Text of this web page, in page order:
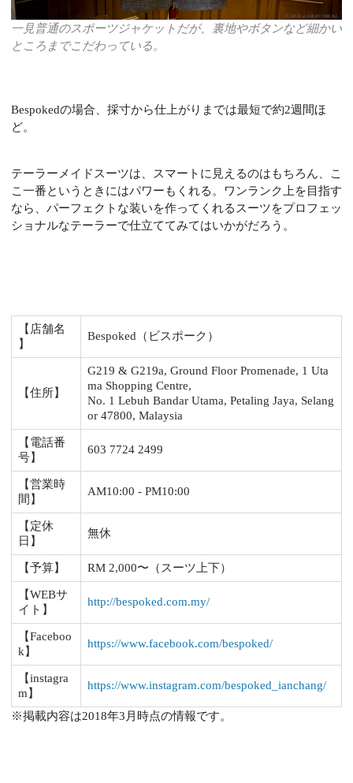
一見普通のスポーツジャケットだが、裏地やボタンなど細かい
ところまでこだわっている。
Bespokedの場合、採寸から仕上がりまでは最短で約2週間ほ
ど。
テーラーメイドスーツは、スマートに見えるのはもちろん、こ
こ一番というときにはパワーもくれる。ワンランク上を目指す
なら、パーフェクトな装いを作ってくれるスーツをプロフェッ
ショナルなテーラーで仕立ててみてはいかがだろう。
【店舗名
】
Bespoked（ビスポーク）
【住所】
G219 & G219a, Ground Floor Promenade, 1 Uta
ma Shopping Centre,
No. 1 Lebuh Bandar Utama, Petaling Jaya, Selang
or 47800, Malaysia
【電話番
号】
603 7724 2499
【営業時
間】
AM10:00 - PM10:00
【定休
日】
無休
【予算】 RM 2,000〜（スーツ上下）
【WEBサ
イト】
http://bespoked.com.my/
【Faceboo
k】
https://www.facebook.com/bespoked/
【instagra
m】
https://www.instagram.com/bespoked_ianchang/
※掲載内容は2018年3月時点の情報です。